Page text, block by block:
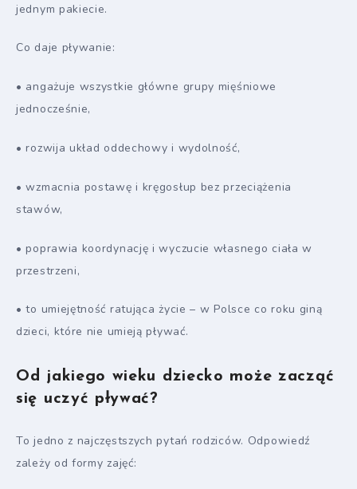
jednym pakiecie.
Co daje pływanie:
• angażuje wszystkie główne grupy mięśniowe
jednocześnie,
• rozwija układ oddechowy i wydolność,
• wzmacnia postawę i kręgosłup bez przeciążenia
stawów,
• poprawia koordynację i wyczucie własnego ciała w
przestrzeni,
• to umiejętność ratująca życie – w Polsce co roku giną
dzieci, które nie umieją pływać.
Od jakiego wieku dziecko może zacząć
się uczyć pływać?
To jedno z najczęstszych pytań rodziców. Odpowiedź
zależy od formy zajęć: